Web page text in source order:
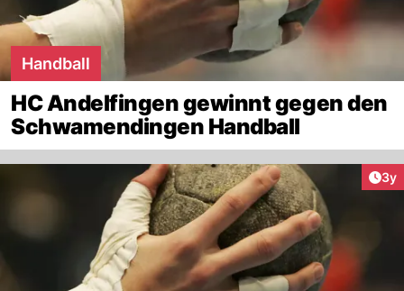
Handball
HC Andelfingen gewinnt gegen den
Schwamendingen Handball
3y